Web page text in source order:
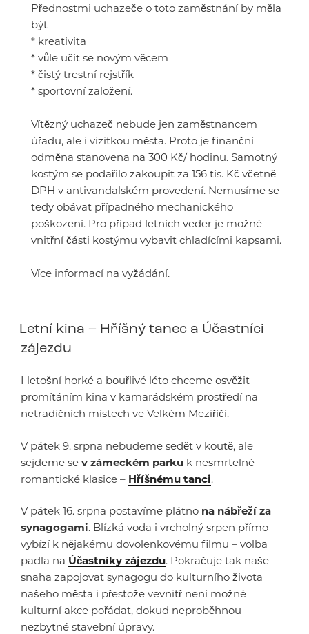
Přednostmi uchazeče o toto zaměstnání by měla
být
* kreativita
* vůle učit se novým věcem
* čistý trestní rejstřík
* sportovní založení.
Vítězný uchazeč nebude jen zaměstnancem
úřadu, ale i vizitkou města. Proto je finanční
odměna stanovena na 300 Kč/ hodinu. Samotný
kostým se podařilo zakoupit za 156 tis. Kč včetně
DPH v antivandalském provedení. Nemusíme se
tedy obávat případného mechanického
poškození. Pro případ letních veder je možné
vnitřní části kostýmu vybavit chladícími kapsami.
Více informací na vyžádání.
Letní kina – Hříšný tanec a Účastníci
zájezdu
I letošní horké a bouřlivé léto chceme osvěžit
promítáním kina v kamarádském prostředí na
netradičních místech ve Velkém Meziříčí.
V pátek 9. srpna nebudeme sedět v koutě, ale
sejdeme se v zámeckém parku k nesmrtelné
romantické klasice – Hříšnému tanci.
V pátek 16. srpna postavíme plátno na nábřeží za
synagogami. Blízká voda i vrcholný srpen přímo
vybízí k nějakému dovolenkovému filmu – volba
padla na Účastníky zájezdu. Pokračuje tak naše
snaha zapojovat synagogu do kulturního života
našeho města i přestože vevnitř není možné
kulturní akce pořádat, dokud neproběhnou
nezbytné stavební úpravy.